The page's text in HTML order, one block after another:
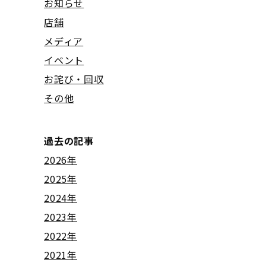
お知らせ
店舗
メディア
イベント
お詫び・回収
その他
過去の記事
2026年
2025年
2024年
2023年
2022年
2021年